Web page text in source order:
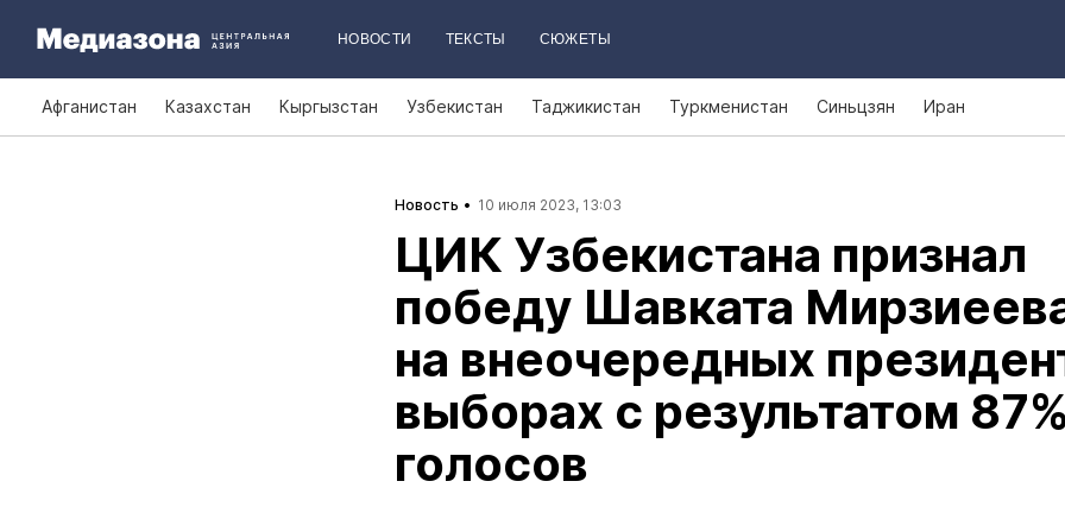
НОВОСТИ ТЕКСТЫ СЮЖЕТЫ
Афганистан Казахстан Кыргызстан Узбекистан Таджикистан Туркменистан Синьцзян Иран
Новость 10 июля 2023, 13:03
ЦИК Узбекистана признал
победу Шавката
на внеочередных
выборах с результатом 87%
голосов